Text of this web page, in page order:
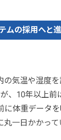
ムの採用へと
気温や湿度
、10年以上
体重データ
丸一日かかっ